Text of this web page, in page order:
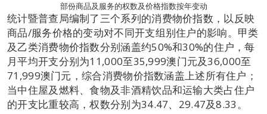
部份商品及服务的权数及价格指数按年变动
统计暨普查局编制了三个系列的消费物价指数，以反映
商品/服务价格的变动对不同开支组别住户的影响。甲类
及乙类消费物价指数分别涵盖约50%和30%的住户，每
月平均开支分别为11,000至35,999澳门元及36,000至
71,999澳门元，综合消费物价指数涵盖上述所有住户；
当中住屋及燃料、食物及非酒精饮品和运输大类占住户
的开支比重较高，权数分别为34.47、29.47及8.33。